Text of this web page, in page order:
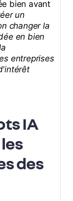
bien avant
un
changer la
en bien
entreprises
IA
des